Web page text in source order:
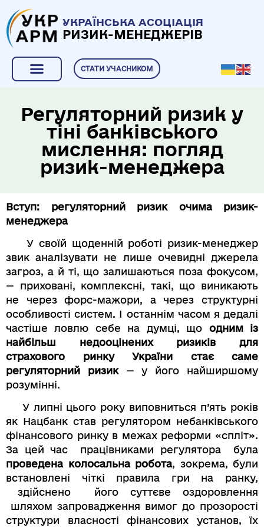
УКРАЇНСЬКА АСОЦІАЦІЯ
РИЗИК-МЕНЕДЖЕРІВ
СТАТИ УЧАСНИКОМ
Регуляторний ризик у
тіні банківського
мислення: погляд
ризик-менеджера
Вступ: регуляторний ризик очима ризик-
менеджера
У своїй щоденній роботі ризик-менеджер
звик аналізувати не лише очевидні джерела
загроз, а й ті, що залишаються поза фокусом,
— приховані, комплексні, такі, що виникають
не через форс-мажори, а через структурні
особливості систем. І останнім часом я дедалі
частіше ловлю себе на думці, що одним із
найбільш недооцінених ризиків для
страхового ринку України стає саме
регуляторний ризик— у його найширшому
розумінні.
У липні цього року виповниться п’ять років
як Нацбанк став регулятором небанківського
фінансового ринку в межах реформи «спліт».
За цей час працівниками регулятора була
проведена колосальна робота, зокрема, були
встановлені чіткі правила гри на ранку,
здійснено його суттєве оздоровлення
шляхом запровадження вимог до прозорості
структури власності фінансових установ, їх